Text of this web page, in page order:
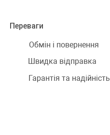
Переваги
Обмін і повернення
Швидка відправка
Гарантія та надійність